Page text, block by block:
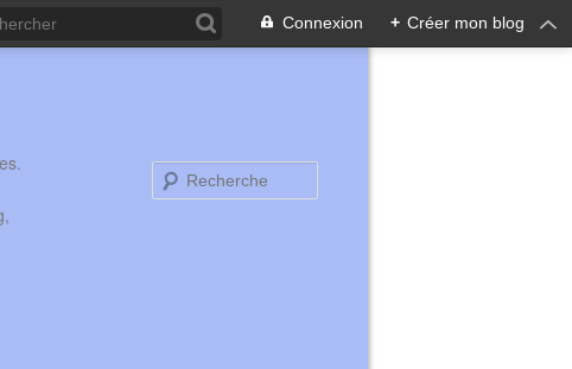
Connexion + Créer mon blog